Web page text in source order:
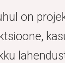
on